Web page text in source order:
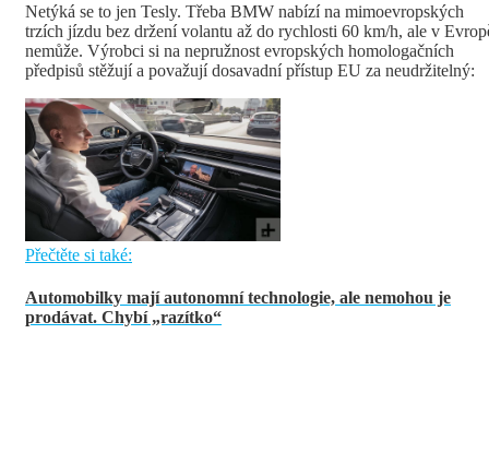
Netýká se to jen Tesly. Třeba BMW nabízí na mimoevropských
trzích jízdu bez držení volantu až do rychlosti 60 km/h, ale v
nemůže. Výrobci si na nepružnost evropských homologačních
předpisů stěžují a považují dosavadní přístup EU za neudržitelný:
Přečtěte si také:
Automobilky mají autonomní technologie, ale nemohou je
prodávat. Chybí „razítko“